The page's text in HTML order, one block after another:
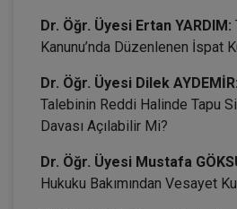
Dr. Öğr. Üyesi Ertan YARDIM:
Kanunu’nda Düzenlenen İspat
Dr. Öğr. Üyesi Dilek AYDEMİR:
Talebinin Reddi Halinde Tapu
Davası Açılabilir Mi?
Dr. Öğr. Üyesi Mustafa
Hukuku Bakımından Vesayet